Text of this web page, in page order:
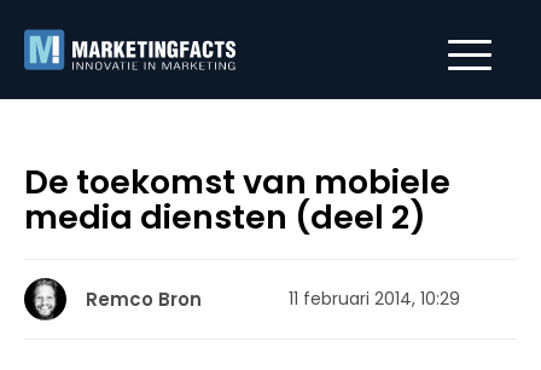
De toekomst van mobiele
media diensten (deel 2)
Remco Bron 11 februari 2014, 10:29